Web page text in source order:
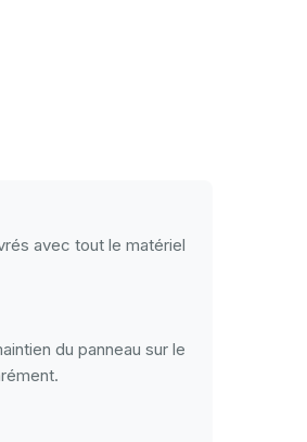
avec tout le matériel
du panneau sur le